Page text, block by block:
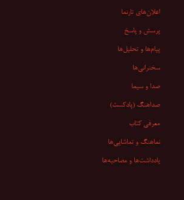
اعلان‌های تارنما
پرسش و پاسخ
پیام‌ها و تحلیل‌ها
سخنرانی‏‏‌ها
صدا و سیما
صداهنگ (پادکست)
معرفی کتاب
نماهنگ و تماشایی‌ها
یادداشت‌ها و مصاحبه‌ها